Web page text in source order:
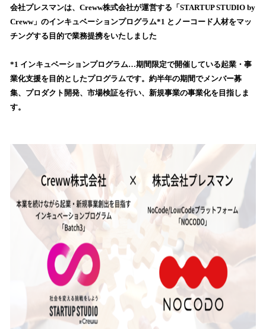
数
を
読
み
中
で
会社プレスマンは、Creww株式会社が運営する「STARTUP STUDIO by
Creww」のインキュベーションプログラム*1 とノーコード人材をマッ
チングする目的で業務提携をいたしました
*1 インキュベーションプログラム…期間限定で開催している起業・事
業化支援を目的としたプログラムです。約半年の期間でメンバー募
集、プロダクト開発、市場検証を行い、新規事業の事業化を目指しま
す。